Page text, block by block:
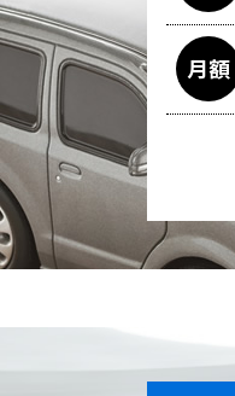
月額